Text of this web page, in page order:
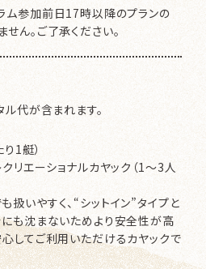
ム参加前日17時以降のプランの
ん。ご了承ください。
代が含まれます。
1艇）
リエーショナルカヤック（1～3人
いやすく、“シットイン”タイプと
にも沈まないためより安全性が高
心してご利用いただけるカヤックで